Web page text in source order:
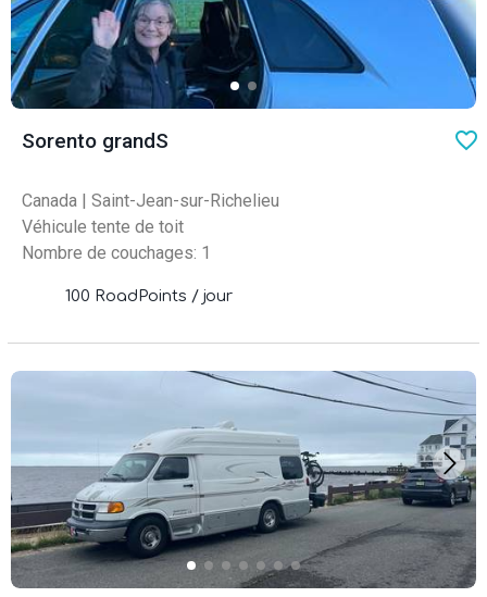
Sorento grandS
Canada | Saint-Jean-sur-Richelieu
Véhicule tente de toit
Nombre de couchages: 1
100 RoadPoints / jour